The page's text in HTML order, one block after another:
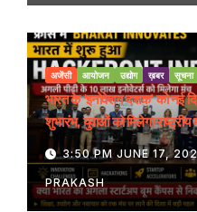
अजेंसी आयोजन उद्योग ख़बर सूचना
भारत के ‘इनोवेशन दशक’ को
शुभारंभ, युवाओं को मिलेगा राष्ट्रीय
3:50 PM JUNE 17,
PRAKASH